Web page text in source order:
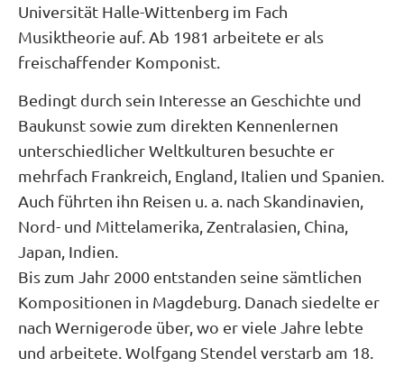
Universität Halle-Wittenberg im Fach
Musiktheorie auf. Ab 1981 arbeitete er als
freischaffender Komponist.
Bedingt durch sein Interesse an Geschichte und
Baukunst sowie zum direkten Kennenlernen
unterschiedlicher Weltkulturen besuchte er
mehrfach Frankreich, England, Italien und Spanien.
Auch führten ihn Reisen u. a. nach Skandinavien,
Nord- und Mittelamerika, Zentralasien, China,
Japan, Indien.
Bis zum Jahr 2000 entstanden seine sämtlichen
Kompositionen in Magdeburg. Danach siedelte er
nach Wernigerode über, wo er viele Jahre lebte
und arbeitete. Wolfgang Stendel verstarb am 18.